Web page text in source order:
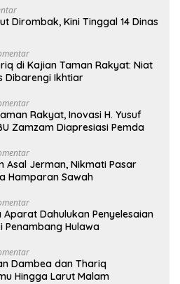
Dirombak, Kini Tinggal 14 Dinas
di Kajian Taman Rakyat: Niat
Dibarengi Ikhtiar
Rakyat, Inovasi H. Yusuf
Zamzam Diapresiasi Pemda
Asal Jerman, Nikmati Pasar
Hamparan Sawah
Aparat Dahulukan Penyelesaian
Hulawa
Dambea dan Thariq
Hingga Larut Malam